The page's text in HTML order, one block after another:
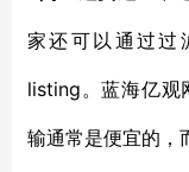
家还可以通过过
listing 。蓝海亿观
输通常是便宜的